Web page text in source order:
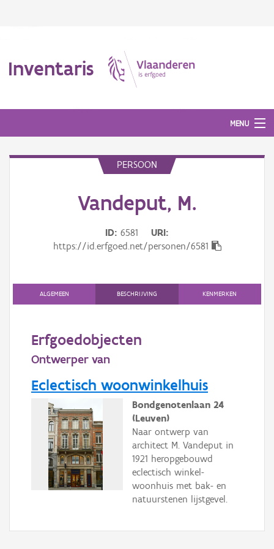
Inventaris
MENU
Gebeurtenis
Persoon of collectief
Downloads
Hergebruik
Aanmelden
PERSOON
Vandeput, M.
ID 6581
URI
https://id.erfgoed.net/personen/6581
ALGEMEEN BESCHRIJVING KENMERKEN
Erfgoedobjecten
Ontwerper van
Eclectisch woonwinkelhuis
Bondgenotenlaan 24
(Leuven)
Naar ontwerp van
architect M. Vandeput in
1921 heropgebouwd
eclectisch winkel-
woonhuis met bak- en
natuurstenen lijstgevel.